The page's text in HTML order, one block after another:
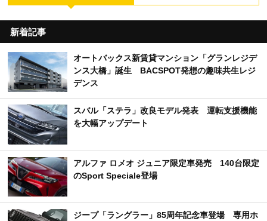
新着記事
オートバックス新賃貸マンション「グランレジデ
ンス大橋」誕生 BACSPOT発想の趣味共生レジ
デンス
スバル「ステラ」改良モデル発表 運転支援機能
を大幅アップデート
アルファ ロメオ ジュニア限定車発売 140台限定
のSport Speciale登場
ジープ「ラングラー」85周年記念車登場 専用ホ